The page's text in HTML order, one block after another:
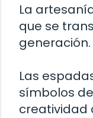
La
que se
generación.
Las
símbolos
creatividad